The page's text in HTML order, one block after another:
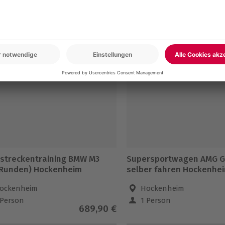
BMW M3
Hockenheim
689,90 €
Supersportwagen AMG
selber fahren
Hockenheim
1 Person